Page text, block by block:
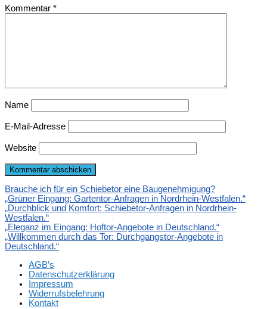
Kommentar *
Name
E-Mail-Adresse
Website
Brauche ich für ein Schiebetor eine Baugenehmigung?
„Grüner Eingang: Gartentor-Anfragen in Nordrhein-Westfalen.“
„Durchblick und Komfort: Schiebetor-Anfragen in Nordrhein-
Westfalen.“
„Eleganz im Eingang: Hoftor-Angebote in Deutschland.“
„Willkommen durch das Tor: Durchgangstor-Angebote in
Deutschland.“
AGB’s
Datenschutzerklärung
Impressum
Widerrufsbelehrung
Kontakt